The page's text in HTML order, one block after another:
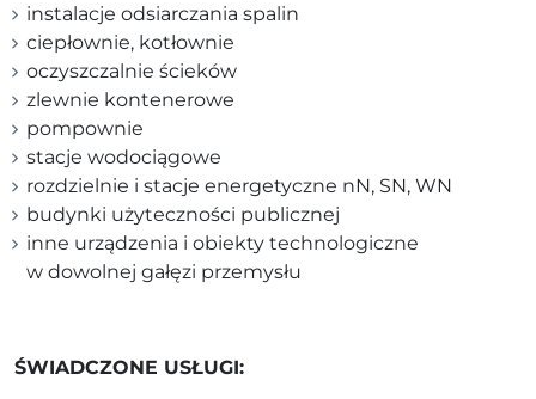
instalacje odsiarczania spalin
ciepłownie, kotłownie
oczyszczalnie ścieków
zlewnie kontenerowe
pompownie
stacje wodociągowe
rozdzielnie i stacje energetyczne nN, SN, WN
budynki użyteczności publicznej
inne urządzenia i obiekty technologiczne
w dowolnej gałęzi przemysłu
ŚWIADCZONE USŁUGI: